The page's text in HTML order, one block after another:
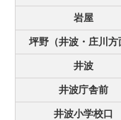
岩屋
坪野（井波・庄川方
井波
井波庁舎前
井波小学校口